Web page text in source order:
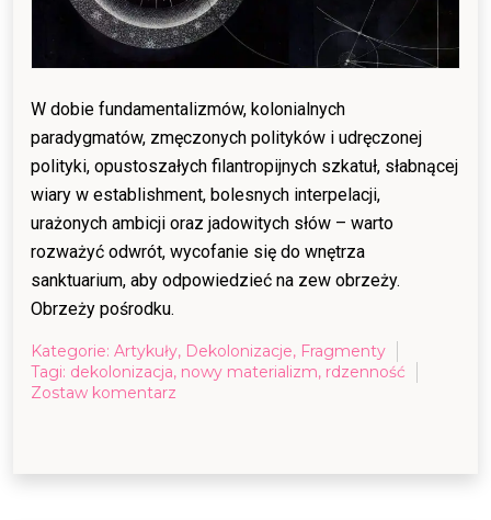
W dobie fundamentalizmów, kolonialnych
paradygmatów, zmęczonych polityków i udręczonej
polityki, opustoszałych filantropijnych szkatuł, słabnącej
wiary w establishment, bolesnych interpelacji,
urażonych ambicji oraz jadowitych słów – warto
rozważyć odwrót, wycofanie się do wnętrza
sanktuarium, aby odpowiedzieć na zew obrzeży.
Obrzeży pośrodku.
Kategorie: Artykuły, Dekolonizacje, Fragmenty
Tagi: dekolonizacja, nowy materializm, rdzenność
Zostaw komentarz